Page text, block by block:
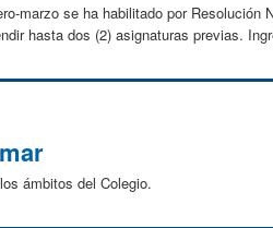
marzo se ha habilitado por
hasta dos (2) asignaturas previas.
ámbitos del Colegio.